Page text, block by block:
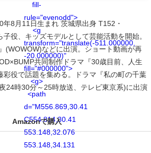
fill-
rule="evenodd">
<g
transform="translate(-511.000000,
-20.000000)"
fill="#000000">
<g>
<path
d="M556.869,30.41
C554.814,30.41
553.148,32.076
553.148,34.131
年8月11日生まれ 茨城県出身 T152・
役、キッズモデルとして芸能活動を開始。
(WOWOW)などに出演。ショート動画が再
共同制作ドラマ『30歳目前、人生
彩役で話題を集める。ドラマ『私の町の千葉
24時30分～25時放送、テレビ東京系)に出演
Amazonで購入